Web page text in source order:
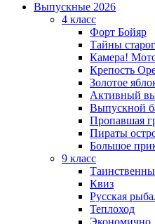
Выпускные 2026
4 класс
Форт Бойяр
Тайны
Камера!
Крепость
Золотое
Активный
Выпускной
Пропавшая
Пираты
Большое
9 класс
Квиз
Русская
Теплоход
Экономично